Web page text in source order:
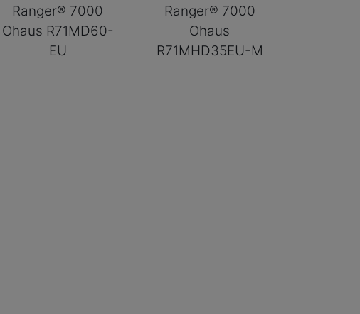
Ranger® 7000
Ohaus R71MD60-
EU
Ranger® 7000
Ohaus
R71MHD35EU-M